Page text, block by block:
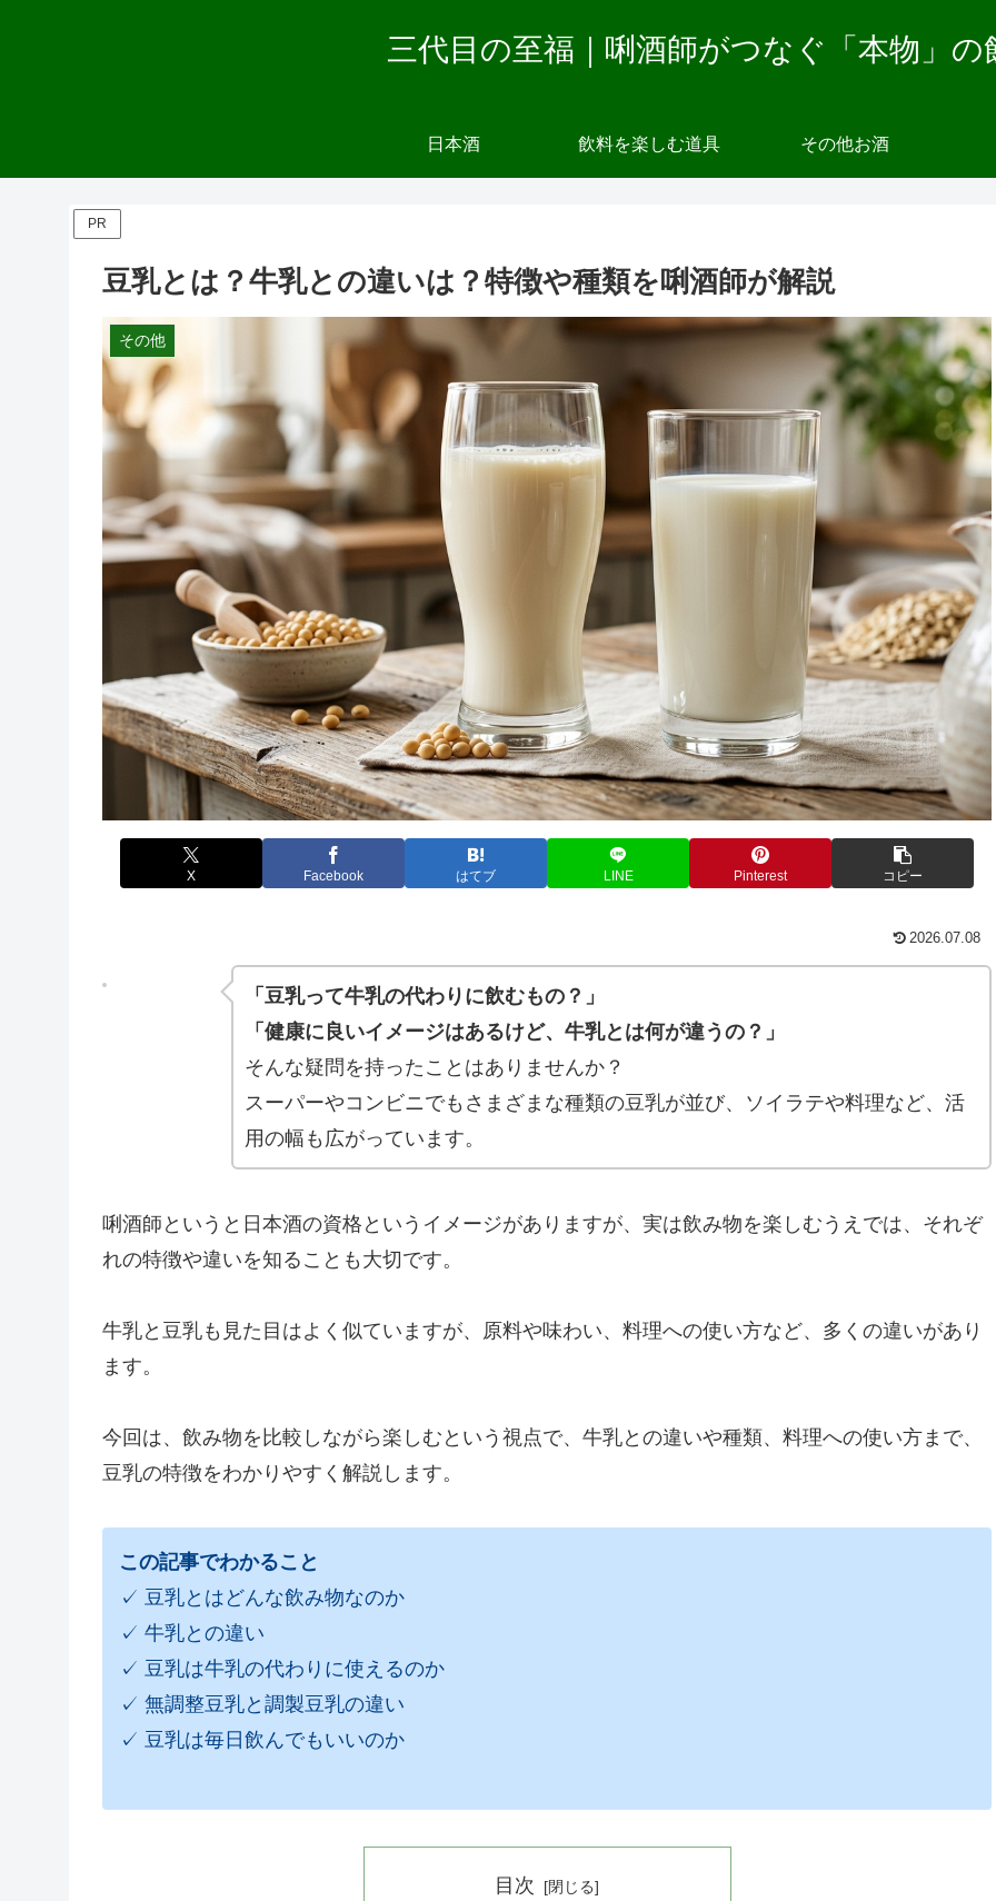
三代目の至福｜唎酒師がつなぐ「本物」の
日本酒 飲料を楽しむ道具 その他お酒
PR
豆乳とは？牛乳との違いは？特徴や種類を唎酒師が解説
その他
X Facebook はてブ LINE Pinterest コピー
2026.07.08
「豆乳って牛乳の代わりに飲むもの？」
「健康に良いイメージはあるけど、牛乳とは何が違うの？」
そんな疑問を持ったことはありませんか？
スーパーやコンビニでもさまざまな種類の豆乳が並び、ソイラテや料理など、活
用の幅も広がっています。
唎酒師というと日本酒の資格というイメージがありますが、実は飲み物を楽しむうえでは、それぞ
れの特徴や違いを知ることも大切です。
牛乳と豆乳も見た目はよく似ていますが、原料や味わい、料理への使い方など、多くの違いがあり
ます。
今回は、飲み物を比較しながら楽しむという視点で、牛乳との違いや種類、料理への使い方まで、
豆乳の特徴をわかりやすく解説します。
この記事でわかること
✓ 豆乳とはどんな飲み物なのか
✓ 牛乳との違い
✓ 豆乳は牛乳の代わりに使えるのか
✓ 無調整豆乳と調製豆乳の違い
✓ 豆乳は毎日飲んでもいいのか
目次